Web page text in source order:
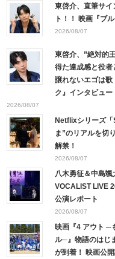
東啓介、直筆サ
ト！！ 映画『ブ
2026/08/07
東啓介、”絶対的
得た達成感と役
譲れないエゴは歌
ク』インタビュー
2026/08/07
Netflixシリーズ「
ま”のリアルを切
解禁！
2026/08/07
八木勇征＆中島
VOCALIST LIVE
公演レポート
2026/08/07
映画『4 アウト ─
ル─』物語のはじ
が到着！ 映画公